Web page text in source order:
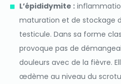
L’épididymite :
maturation et de stockage
testicule. Dans sa forme
provoque pas de
douleurs avec de la fièvre.
œdème au niveau du